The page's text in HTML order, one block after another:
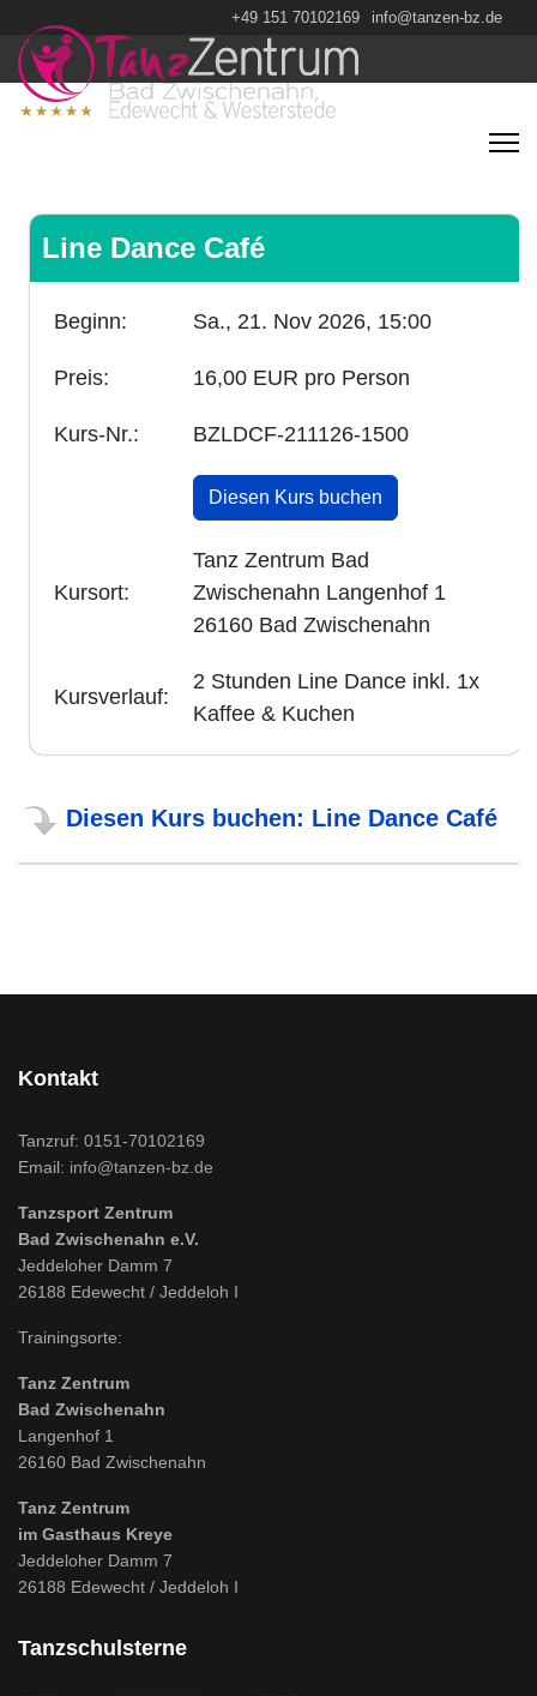
+49 151 70102169 info@tanzen-bz.de
Line Dance Café
Beginn: Sa., 21. Nov 2026, 15:00
Preis: 16,00 EUR pro Person
Kurs-Nr.: BZLDCF-211126-1500
Diesen Kurs buchen
Kursort:
Tanz Zentrum Bad
Zwischenahn Langenhof 1
26160 Bad Zwischenahn
Kursverlauf:
2 Stunden Line Dance inkl. 1x
Kaffee & Kuchen
Diesen Kurs buchen: Line Dance Café
Kontakt
Tanzruf: 0151-70102169
Email: info@tanzen-bz.de
Tanzsport Zentrum
Bad Zwischenahn e.V.
Jeddeloher Damm 7
26188 Edewecht / Jeddeloh I
Trainingsorte:
Tanz Zentrum
Bad Zwischenahn
Langenhof 1
26160 Bad Zwischenahn
Tanz Zentrum
im Gasthaus Kreye
Jeddeloher Damm 7
26188 Edewecht / Jeddeloh I
Tanzschulsterne